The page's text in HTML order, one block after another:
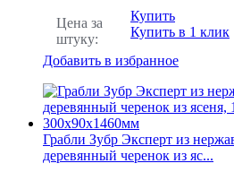
Цена за
штуку:
Купить
Купить в 1 клик
Добавить в избранное
Грабли Зубр Эксперт из
деревянный черенок из яс...